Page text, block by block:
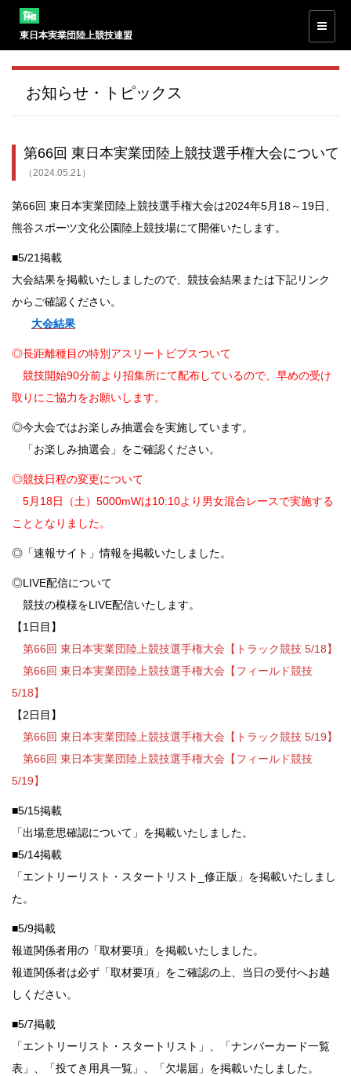
東日本実業団陸上競技連盟
お知らせ・トピックス
第66回 東日本実業団陸上競技選手権大会について
（2024.05.21）
第66回 東日本実業団陸上競技選手権大会は2024年5月18～19日、
熊谷スポーツ文化公園陸上競技場にて開催いたします。
■5/21掲載
大会結果を掲載いたしましたので、競技会結果または下記リンク
からご確認ください。
大会結果
◎長距離種目の特別アスリートビブスついて
競技開始90分前より招集所にて配布しているので、早めの受け
取りにご協力をお願いします。
◎今大会ではお楽しみ抽選会を実施しています。
「お楽しみ抽選会」をご確認ください。
◎競技日程の変更について
5月18日（土）5000mWは10:10より男女混合レースで実施する
こととなりました。
◎「速報サイト」情報を掲載いたしました。
◎LIVE配信について
競技の模様をLIVE配信いたします。
【1日目】
第66回 東日本実業団陸上競技選手権大会【トラック競技 5/18】
第66回 東日本実業団陸上競技選手権大会【フィールド競技
5/18】
【2日目】
第66回 東日本実業団陸上競技選手権大会【トラック競技 5/19】
第66回 東日本実業団陸上競技選手権大会【フィールド競技
5/19】
■5/15掲載
「出場意思確認について」を掲載いたしました。
■5/14掲載
「エントリーリスト・スタートリスト_修正版」を掲載いたしまし
た。
■5/9掲載
報道関係者用の「取材要項」を掲載いたしました。
報道関係者は必ず「取材要項」をご確認の上、当日の受付へお越
しください。
■5/7掲載
「エントリーリスト・スタートリスト」、「ナンバーカード一覧
表」、「投てき用具一覧」、「欠場届」を掲載いたしました。